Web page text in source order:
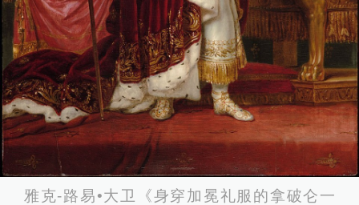
雅克-路易•大卫《身穿加冕礼服的拿破仑一